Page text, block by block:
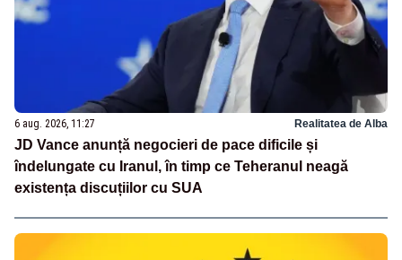
6 aug. 2026, 11:27 Realitatea de Alba
JD Vance anunță negocieri de pace dificile și
îndelungate cu Iranul, în timp ce Teheranul neagă
existența discuțiilor cu SUA